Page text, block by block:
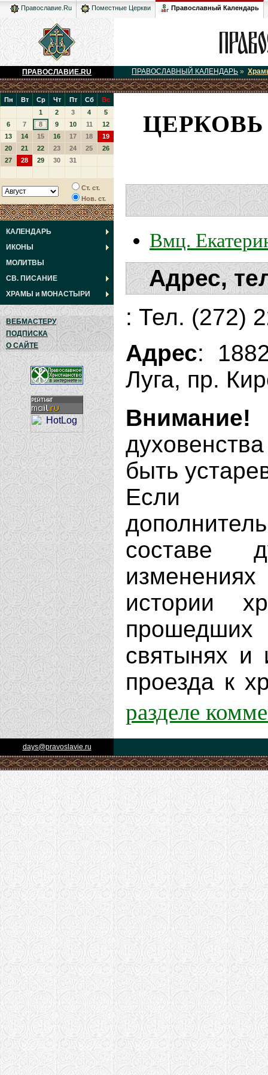
Православие.Ru Поместные Церкви Православный Календарь
ПРАВОСЛАВИЕ.RU ПРАВОСЛАВНЫЙ КАЛЕНДАРЬ »
Пн Вт Ср Чт Пт Сб
Вс
1
2 3 4
5
6
7 8 9 10 11
12
13
14 15 16 17 18
19
20
21 22 23 24 25
26
27
28 29 30 31
Ст. ст.
Нов. ст.
КАЛЕНДАРЬ
ИКОНЫ
МОЛИТВЫ
СВ. ПИСАНИЕ
ХРАМЫ и МОНАСТЫРИ
ВЕБМАСТЕРУ
ПОДПИСКА
О САЙТЕ
Вмц.
Адрес,
: Тел. (272)
Адрес:
Луга, пр.
Внимание!
быть
Если
составе
истории
святынях и
проезда к
разделе
days@pravoslavie.ru